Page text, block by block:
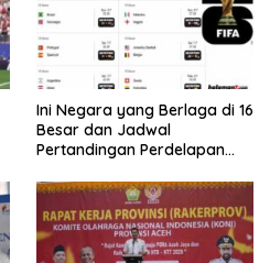
Ini Negara yang Berlaga di 16
Besar dan Jadwal
Pertandingan Perdelapan